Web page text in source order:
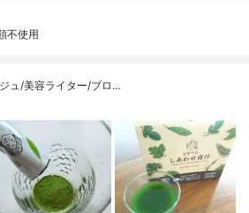
不使用
ュ/美容ライター/ブロ…